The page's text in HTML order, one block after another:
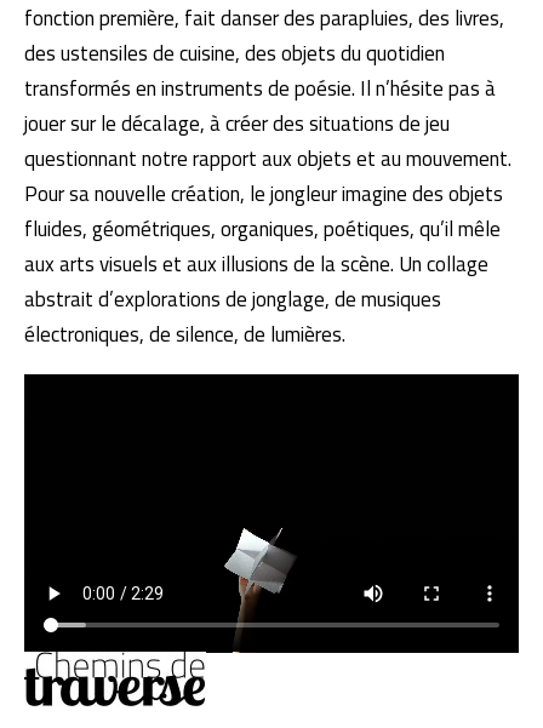
fonction première, fait danser des parapluies, des livres,
des ustensiles de cuisine, des objets du quotidien
transformés en instruments de poésie. Il n’hésite pas à
jouer sur le décalage, à créer des situations de jeu
questionnant notre rapport aux objets et au mouvement.
Pour sa nouvelle création, le jongleur imagine des objets
fluides, géométriques, organiques, poétiques, qu’il mêle
aux arts visuels et aux illusions de la scène. Un collage
abstrait d’explorations de jonglage, de musiques
électroniques, de silence, de lumières.